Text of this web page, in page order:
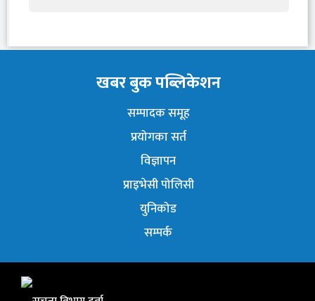
खबर बुक पब्लिकेशन
सम्पादक समूह
प्रयोगका सर्त
विज्ञापन
प्राइभेसी पोलिसी
युनिकोड
सम्पर्क